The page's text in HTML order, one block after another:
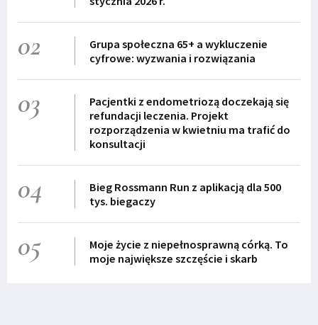
02
Grupa społeczna 65+ a wykluczenie
cyfrowe: wyzwania i rozwiązania
03
Pacjentki z endometriozą doczekają się
refundacji leczenia. Projekt
rozporządzenia w kwietniu ma trafić do
konsultacji
04
Bieg Rossmann Run z aplikacją dla 500
tys. biegaczy
05
Moje życie z niepełnosprawną córką. To
moje największe szczęście i skarb